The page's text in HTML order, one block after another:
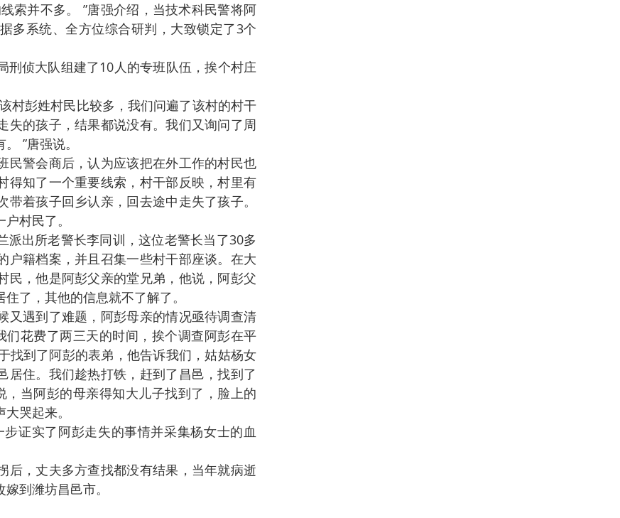
索并不多。 ”唐强介绍，当技术科民警将阿
多系统、全方位综合研判，大致锁定了3个
刑侦大队组建了10人的专班队伍，挨个村庄
村彭姓村民比较多，我们问遍了该村的村干
失的孩子，结果都说没有。我们又询问了周
”唐强说。
民警会商后，认为应该把在外工作的村民也
得知了一个重要线索，村干部反映，村里有
着孩子回乡认亲，回去途中走失了孩子。
村民了。
派出所老警长李同训，这位老警长当了30多
户籍档案，并且召集一些村干部座谈。在大
民，他是阿彭父亲的堂兄弟，他说，阿彭父
了，其他的信息就不了解了。
又遇到了难题，阿彭母亲的情况亟待调查清
们花费了两三天的时间，挨个调查阿彭在平
找到了阿彭的表弟，他告诉我们，姑姑杨女
居住。我们趁热打铁，赶到了昌邑，找到了
，当阿彭的母亲得知大儿子找到了，脸上的
哭起来。
证实了阿彭走失的事情并采集杨女士的血
后，丈夫多方查找都没有结果，当年就病逝
到潍坊昌邑市。